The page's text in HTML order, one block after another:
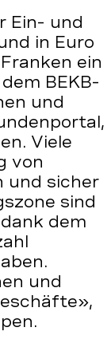
Ein- und
in Euro
ein
BEKB-
und
Viele
von
und sicher
sind
dem
und